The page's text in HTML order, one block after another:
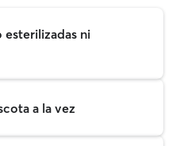
esterilizadas ni
a la vez